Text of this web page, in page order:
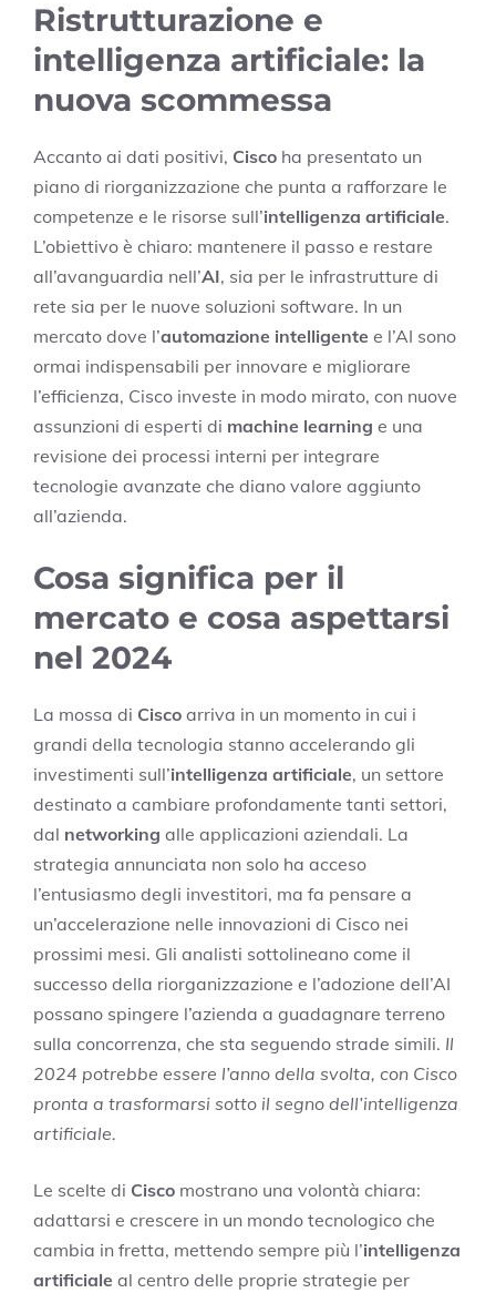
Ristrutturazione e
intelligenza artificiale: la
nuova scommessa
Accanto ai dati positivi, Cisco ha presentato un
piano di riorganizzazione che punta a rafforzare le
competenze e le risorse sull’intelligenza artificiale.
L’obiettivo è chiaro: mantenere il passo e restare
all’avanguardia nell’AI, sia per le infrastrutture di
rete sia per le nuove soluzioni software. In un
mercato dove l’automazione intelligente e l’AI sono
ormai indispensabili per innovare e migliorare
l’efficienza, Cisco investe in modo mirato, con nuove
assunzioni di esperti di machine learning e una
revisione dei processi interni per integrare
tecnologie avanzate che diano valore aggiunto
all’azienda.
Cosa significa per il
mercato e cosa aspettarsi
nel 2024
La mossa di Cisco arriva in un momento in cui i
grandi della tecnologia stanno accelerando gli
investimenti sull’intelligenza artificiale, un settore
destinato a cambiare profondamente tanti settori,
dal networking alle applicazioni aziendali. La
strategia annunciata non solo ha acceso
l’entusiasmo degli investitori, ma fa pensare a
un’accelerazione nelle innovazioni di Cisco nei
prossimi mesi. Gli analisti sottolineano come il
successo della riorganizzazione e l’adozione dell’AI
possano spingere l’azienda a guadagnare terreno
sulla concorrenza, che sta seguendo strade simili. Il
2024 potrebbe essere l’anno della svolta, con Cisco
pronta a trasformarsi sotto il segno dell’intelligenza
artificiale.
Le scelte di Cisco mostrano una volontà chiara:
adattarsi e crescere in un mondo tecnologico che
cambia in fretta, mettendo sempre più l’intelligenza
artificiale al centro delle proprie strategie per